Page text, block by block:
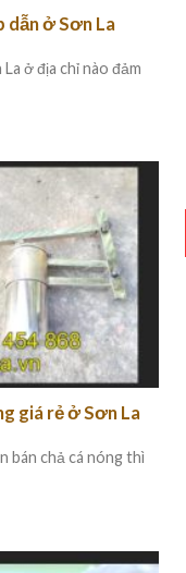
dẫn ở Sơn La
ở địa chỉ nào đảm
giá rẻ ở Sơn La
bán chả cá nóng thì